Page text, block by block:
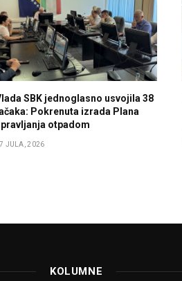
SBK jednoglasno usvojila 38
Pokrenuta izrada Plana
otpadom
JULA, 2026
KOLUMNE